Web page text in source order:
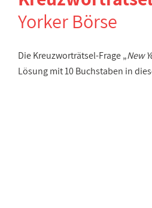
Yorker Börse
Die Kreuzworträtsel-Frage „New
Lösung mit 10 Buchstaben in